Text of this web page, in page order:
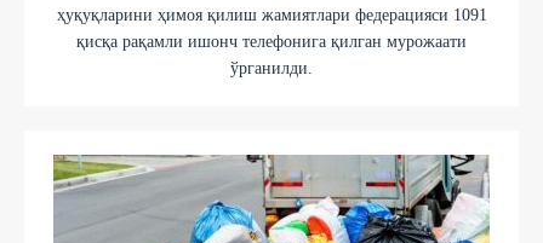
ҳуқуқларини ҳимоя қилиш жамиятлари федерацияси 1091
қисқа рақамли ишонч телефонига қилган мурожаати
ўрганилди.